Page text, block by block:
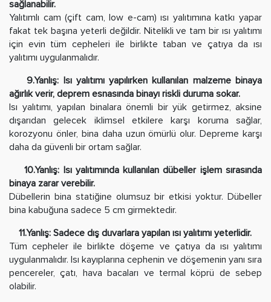
sağlanabilir.
Yalıtımlı cam (çift cam, low e-cam) ısı yalıtımına katkı yapar
fakat tek başına yeterli değildir. Nitelikli ve tam bir ısı yalıtımı
için evin tüm cepheleri ile birlikte taban ve çatıya da ısı
yalıtımı uygulanmalıdır.
9.Yanlış: Isı yalıtımı yapılırken kullanılan malzeme binaya
ağırlık verir, deprem esnasında binayı riskli duruma sokar.
Isı yalıtımı, yapılan binalara önemli bir yük getirmez, aksine
dışarıdan gelecek iklimsel etkilere karşı koruma sağlar,
korozyonu önler, bina daha uzun ömürlü olur. Depreme karşı
daha da güvenli bir ortam sağlar.
10.Yanlış: Isı yalıtımında kullanılan dübeller işlem sırasında
binaya zarar verebilir.
Dübellerin bina statiğine olumsuz bir etkisi yoktur. Dübeller
bina kabuğuna sadece 5 cm girmektedir.
11.Yanlış: Sadece dış duvarlara yapılan ısı yalıtımı yeterlidir.
Tüm cepheler ile birlikte döşeme ve çatıya da ısı yalıtımı
uygulanmalıdır. Isı kayıplarına cephenin ve döşemenin yanı sıra
pencereler, çatı, hava bacaları ve termal köprü de sebep
olabilir.